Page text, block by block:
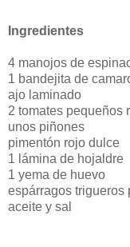
Ingredientes
4 manojos de
1 bandejita de
ajo laminado
2 tomates pequeños
unos piñones
pimentón rojo dulce
1 lámina de hojaldre
1 yema de huevo
espárragos trigueros
aceite y sal